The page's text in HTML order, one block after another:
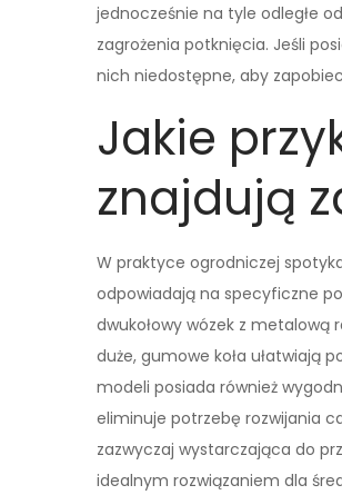
jednocześnie na tyle odległe
zagrożenia potknięcia. Jeśli
nich niedostępne, aby
Jakie
znajdują
W praktyce ogrodniczej
odpowiadają na specyficzne
dwukołowy wózek z
duże, gumowe koła ułatwiają
modeli posiada również
eliminuje potrzebę rozwijania
zazwyczaj wystarczająca do
idealnym rozwiązaniem dla